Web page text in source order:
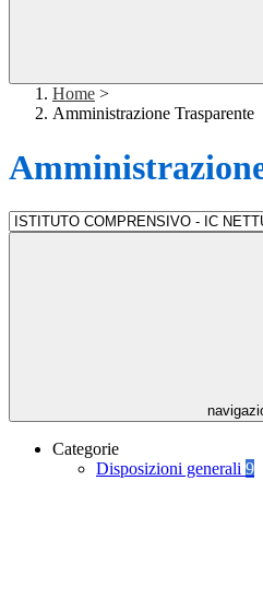
Home >
Amministrazione Trasparente
Categorie
Disposizioni generali 9